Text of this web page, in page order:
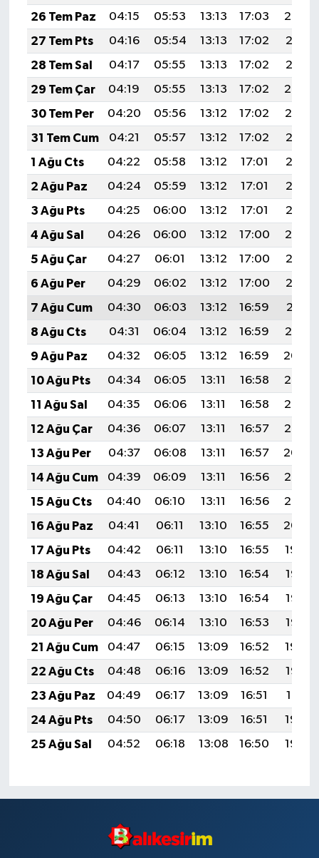
26 Tem Paz
04:15 05:53 13:13 17:03
20:22
27 Tem Pts
04:16 05:54 13:13 17:02
20:21
28 Tem Sal
04:17 05:55 13:13 17:02
20:21
29 Tem Çar
04:19 05:55 13:13 17:02
20:20
30 Tem Per
04:20 05:56 13:12 17:02
20:19
31 Tem Cum
04:21 05:57 13:12 17:02
20:18
1 Ağu Cts
04:22 05:58 13:12 17:01
20:17
2 Ağu Paz
04:24 05:59 13:12 17:01
20:16
3 Ağu Pts
04:25 06:00 13:12 17:01
20:15
4 Ağu Sal
04:26 06:00 13:12 17:00
20:14
5 Ağu Çar
04:27 06:01 13:12 17:00
20:13
6 Ağu Per
04:29 06:02 13:12 17:00
20:12
7 Ağu Cum
04:30 06:03 13:12 16:59
20:11
8 Ağu Cts
04:31 06:04 13:12 16:59
20:10
9 Ağu Paz
04:32 06:05 13:12 16:59
20:09
10 Ağu Pts
04:34 06:05 13:11 16:58
20:07
11 Ağu Sal
04:35 06:06 13:11 16:58
20:06
12 Ağu Çar
04:36 06:07 13:11 16:57
20:05
13 Ağu Per
04:37 06:08 13:11 16:57
20:04
14 Ağu Cum
04:39 06:09 13:11 16:56
20:03
15 Ağu Cts
04:40 06:10 13:11 16:56
20:02
16 Ağu Paz
04:41 06:11 13:10 16:55
20:00
17 Ağu Pts
04:42 06:11 13:10 16:55
19:59
18 Ağu Sal
04:43 06:12 13:10 16:54
19:58
19 Ağu Çar
04:45 06:13 13:10 16:54
19:56
20 Ağu Per
04:46 06:14 13:10 16:53
19:55
21 Ağu Cum
04:47 06:15 13:09 16:52
19:54
22 Ağu Cts
04:48 06:16 13:09 16:52
19:52
23 Ağu Paz
04:49 06:17 13:09 16:51
19:51
24 Ağu Pts
04:50 06:17 13:09 16:51
19:50
25 Ağu Sal
04:52 06:18 13:08 16:50 19:48